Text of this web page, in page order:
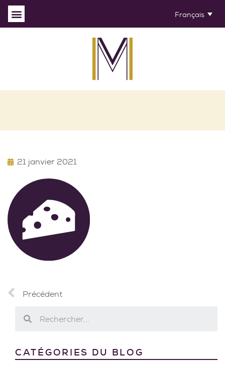
Français
21 janvier 2021
Précédent
CATÉGORIES DU BLOG